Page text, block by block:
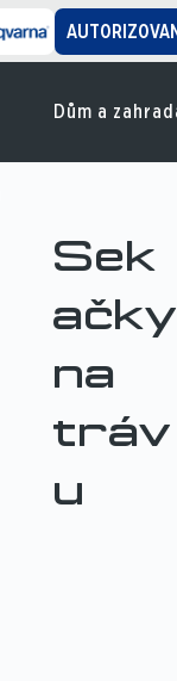
Dům a
Sek
ačky
na
tráv
u